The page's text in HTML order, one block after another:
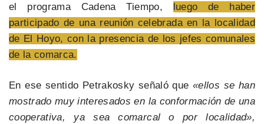
el programa Cadena Tiempo, luego de haber
participado de una reunión celebrada en la localidad
de El Hoyo, con la presencia de los jefes comunales
de la comarca.
En ese sentido Petrakosky señaló que«ellos se han
mostrado muy interesados en la conformación de una
cooperativa, ya sea comarcal o por localidad»,